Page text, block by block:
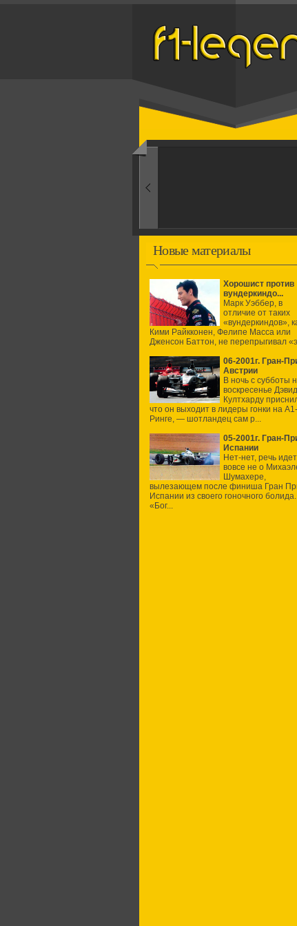
1950-ые
Новые материалы
Хорошист против
вундеркиндо...
Марк Уэббер, в
отличие от таких
«вундеркиндов»,
Кими Райкконен, Фелипе Масса или
Дженсон Баттон, не перепрыгивал
06-2001г. Гран-
Австрии
В ночь с субботы
воскресенье
Култхарду
что он выходит в лидеры гонки на А1-
Ринге, — шотландец сам р...
05-2001г. Гран-
Испании
Нет-нет, речь идет
вовсе не о
Шумахере,
вылезающем после финиша Гран
Испании из своего гоночного болида.
«Бог...